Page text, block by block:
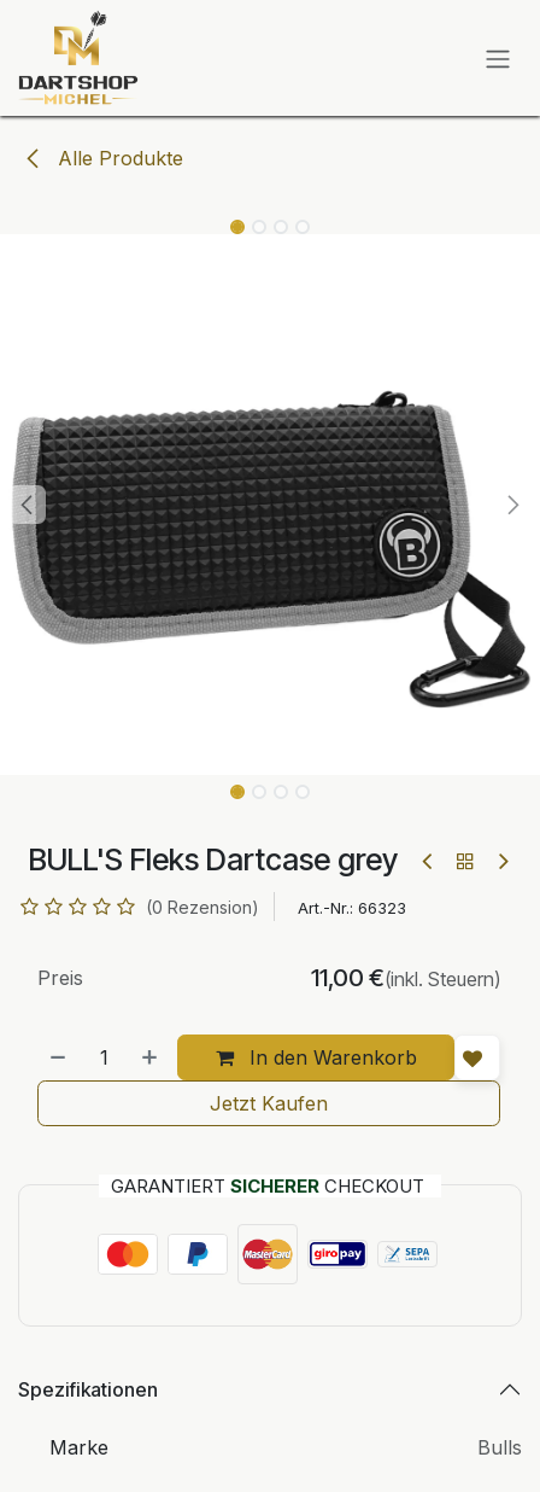
Zum Inhalt springen
Alle Produkte
BULL'S Fleks Dartcase grey
(0 Rezension) Art.-Nr.: 66323
In den Warenkorb
Preis 11,00 €(inkl. Steuern)
Jetzt Kaufen
GARANTIERT SICHERER CHECKOUT
Spezifikationen
Marke Bulls